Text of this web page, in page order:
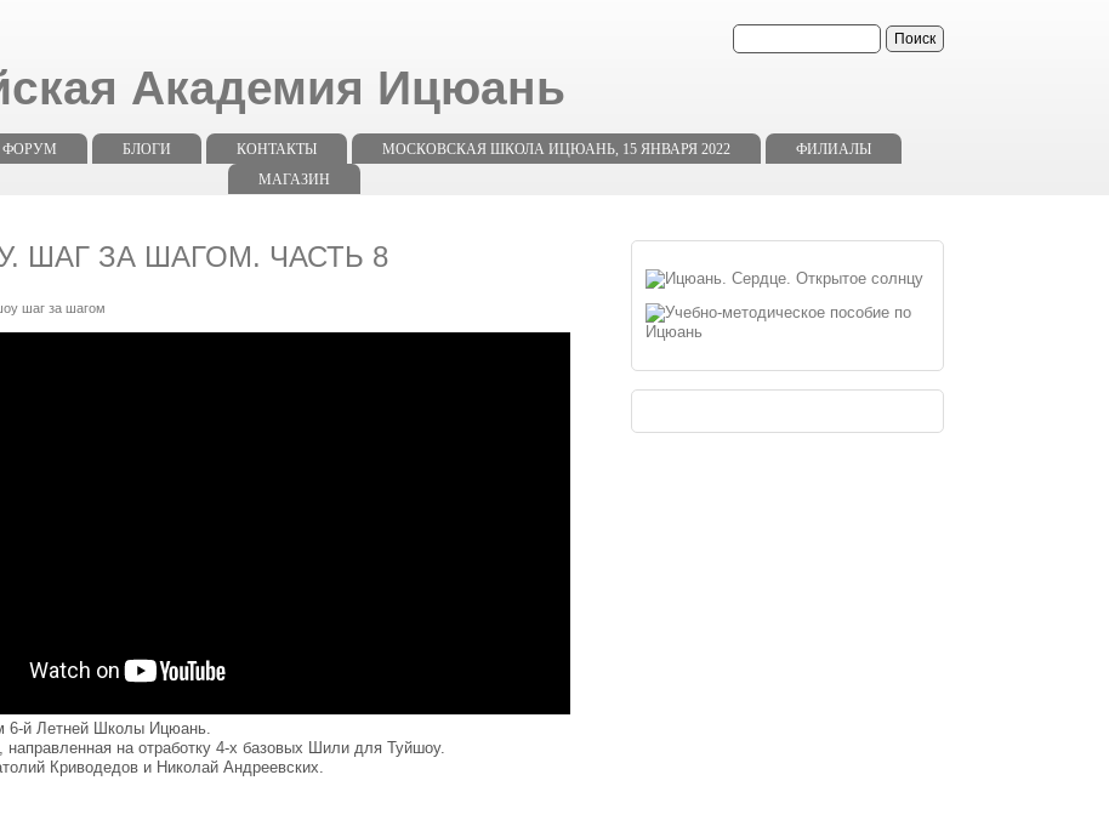
Академия Ицюань
ФОРУМ БЛОГИ КОНТАКТЫ МОСКОВСКАЯ ШКОЛА ИЦЮАНЬ, 15 ЯНВАРЯ 2022
ФИЛИАЛЫ
МАГАЗИН
ШАГ ЗА ШАГОМ. ЧАСТЬ 8
шаг за шагом
6-й Летней Школы Ицюань.
направленная на отработку 4-х базовых Шили для Туйшоу.
Криводедов и Николай Андреевских.